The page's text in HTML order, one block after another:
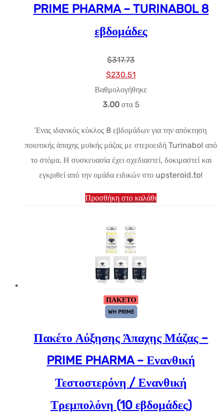
PRIME PHARMA – TURINABOL 8
εβδομάδες
$317.73
Αρχική
τιμή:
$317.73.
$230.51
τρέχουσα
τιμή
$230.51.
Βαθμολογήθηκε
3.00στα 5
Ένας ιδανικός κύκλος 8 εβδομάδων για την απόκτηση
ποιοτικής άπαχης μυϊκής μάζας με στεροειδή Turinabol από
το στόμα. Η συσκευασία έχει σχεδιαστεί, δοκιμαστεί και
εγκριθεί από την ομάδα ειδικών στο upsteroid.to!
Προσθήκη στο καλάθι
ΠΑΚΕΤΟ
WH PRIME
Πακέτο Αύξησης Άπαχης Μάζας –
PRIME PHARMA – Ενανθική
Τεστοστερόνη / Ενανθική
Τρεμπολόνη (10 εβδομάδες)